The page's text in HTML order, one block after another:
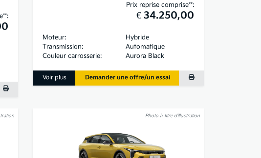
Prix reprise comprise**:
€ 34.250,00
Moteur:
Hybride
Transmission:
Automatique
Couleur carrosserie:
Aurora Black
Voir plus Demander une offre/un essai
Photo à titre d’illustration